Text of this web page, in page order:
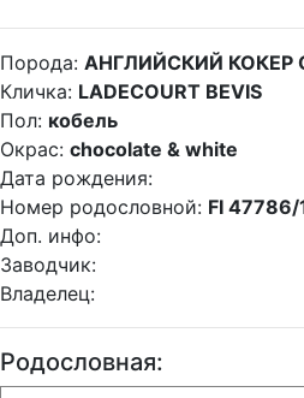
Порода: АНГЛИЙСКИЙ КОКЕР
Кличка: LADECOURT BEVIS
Пол: кобель
Окрас: chocolate & white
Дата рождения:
Номер родословной: FI 47786/
Доп. инфо:
Заводчик:
Владелец:
Родословная: